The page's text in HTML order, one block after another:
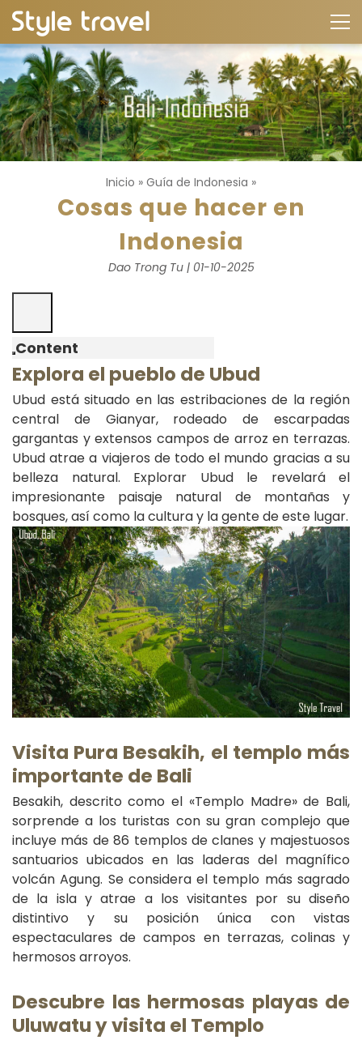
Inicio » Guía de Indonesia »
Cosas que hacer en
Indonesia
Dao Trong Tu | 01-10-2025
Content
Explora el pueblo de Ubud
Ubud está situado en las estribaciones de la región
central de Gianyar, rodeado de escarpadas
gargantas y extensos campos de arroz en terrazas.
Ubud atrae a viajeros de todo el mundo gracias a su
belleza natural. Explorar Ubud le revelará el
impresionante paisaje natural de montañas y
bosques, así como la cultura y la gente de este lugar.
Visita Pura Besakih, el templo más
importante de Bali
Besakih, descrito como el «Templo Madre» de Bali,
sorprende a los turistas con su gran complejo que
incluye más de 86 templos de clanes y majestuosos
santuarios ubicados en las laderas del magnífico
volcán Agung. Se considera el templo más sagrado
de la isla y atrae a los visitantes por su diseño
distintivo y su posición única con vistas
espectaculares de campos en terrazas, colinas y
hermosos arroyos.
Descubre las hermosas playas de
Uluwatu y visita el Templo